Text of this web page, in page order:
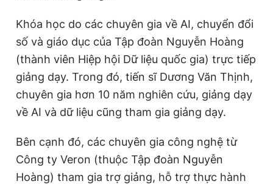
Khóa học do các chuyên gia về AI, chuyển đổi
số và giáo dục của Tập đoàn Nguyễn Hoàng
(thành viên Hiệp hội Dữ liệu quốc gia) trực tiếp
giảng dạy. Trong đó, tiến sĩ Dương Văn Thịnh,
chuyên gia hơn 10 năm nghiên cứu, giảng dạy
về AI và dữ liệu cũng tham gia giảng dạy.
Bên cạnh đó, các chuyên gia công nghệ từ
Công ty Veron (thuộc Tập đoàn Nguyễn
Hoàng) tham gia trợ giảng, hỗ trợ thực hành